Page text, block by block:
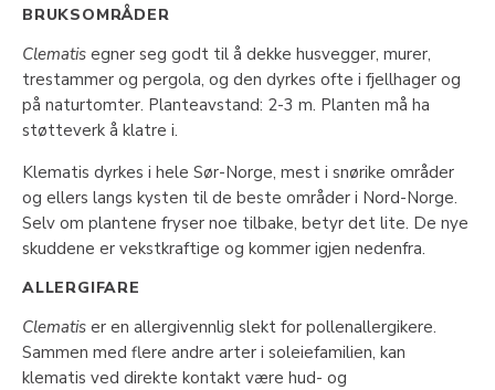
BRUKSOMRÅDER
Clematis egner seg godt til å dekke husvegger, murer,
trestammer og pergola, og den dyrkes ofte i fjellhager og
på naturtomter. Planteavstand: 2-3 m. Planten må ha
støtteverk å klatre i.
Klematis dyrkes i hele Sør-Norge, mest i snørike områder
og ellers langs kysten til de beste områder i Nord-Norge.
Selv om plantene fryser noe tilbake, betyr det lite. De nye
skuddene er vekstkraftige og kommer igjen nedenfra.
ALLERGIFARE
Clematis er en allergivennlig slekt for pollenallergikere.
Sammen med flere andre arter i soleiefamilien, kan
klematis ved direkte kontakt være hud- og